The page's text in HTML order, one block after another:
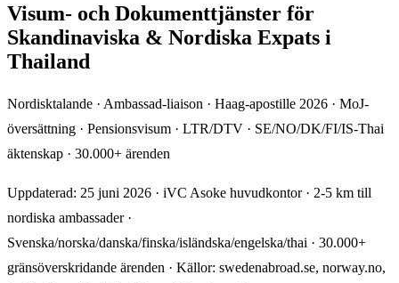
Visum- och Dokumenttjänster för
Skandinaviska & Nordiska Expats i
Thailand
Nordisktalande · Ambassad-liaison · Haag-apostille 2026 · MoJ-
översättning · Pensionsvisum · LTR/DTV · SE/NO/DK/FI/IS-Thai
äktenskap · 30.000+ ärenden
Uppdaterad: 25 juni 2026 · iVC Asoke huvudkontor · 2-5 km till
nordiska ambassader ·
Svenska/norska/danska/finska/isländska/engelska/thai · 30.000+
gränsöverskridande ärenden · Källor: swedenabroad.se, norway.no,